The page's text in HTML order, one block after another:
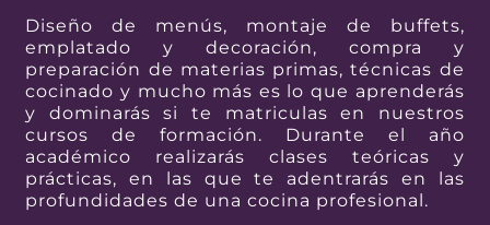
Diseño de menús, montaje de buffets,
emplatado y decoración, compra y
preparación de materias primas, técnicas de
cocinado y mucho más es lo que aprenderás
y dominarás si te matriculas en nuestros
cursos de formación. Durante el año
académico realizarás clases teóricas y
prácticas, en las que te adentrarás en las
profundidades de una cocina profesional.